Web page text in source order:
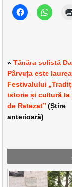
«Tânăra solistă
Pârvuța este
Festivalului
istorie și cultură la
de Retezat” (Știre
anterioară)